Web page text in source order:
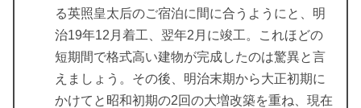
る英照皇太后のご宿泊に間に合うようにと、明
治19年12月着工、翌年2月に竣工。これほどの
短期間で格式高い建物が完成したのは驚異と言
えましょう。その後、明治末期から大正初期に
かけてと昭和初期の2回の大増改築を重ね、現在